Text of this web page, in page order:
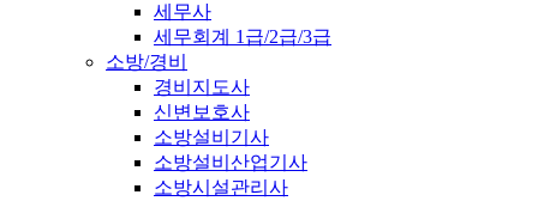
세무사
세무회계 1급/2급/3급
소방/경비
경비지도사
신변보호사
소방설비기사
소방설비산업기사
소방시설관리사